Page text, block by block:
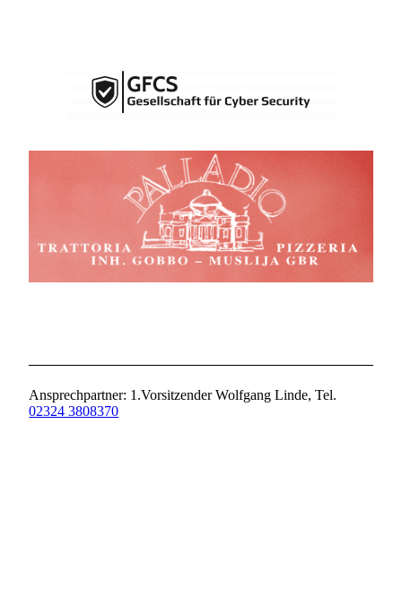
Ansprechpartner: 1.Vorsitzender Wolfgang Linde, Tel.
02324 3808370